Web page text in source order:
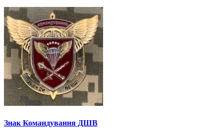
Знак Командування ДШВ